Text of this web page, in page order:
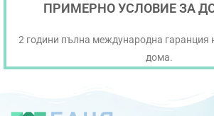
ПРИМЕРНО УСЛОВИЕ ЗА
2 години пълна международна гаранция
дома.